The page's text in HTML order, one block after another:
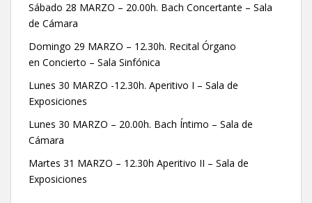
Sábado 28 MARZO – 20.00h. Bach Concertante – Sala
de Cámara
Domingo 29 MARZO – 12.30h. Recital Órgano
en Concierto – Sala Sinfónica
Lunes 30 MARZO -12.30h. Aperitivo I – Sala de
Exposiciones
Lunes 30 MARZO – 20.00h. Bach Íntimo – Sala de
Cámara
Martes 31 MARZO – 12.30h Aperitivo II – Sala de
Exposiciones